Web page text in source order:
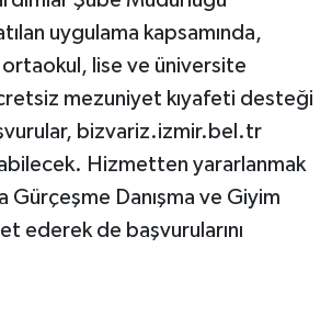
uygulama kapsamında,
lise ve üniversite
mezuniyet kıyafeti desteği
bizvariz.izmir.bel.tr
Hizmetten yararlanmak
Gürçeşme Danışma ve Giyim
ederek de başvurularını